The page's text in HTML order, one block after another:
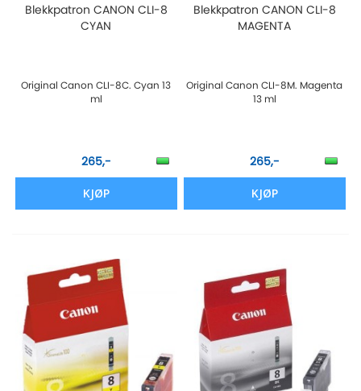
Blekkpatron CANON CLI-8
CYAN
Original Canon CLI-8C. Cyan 13
ml
265,-
KJØP
Blekkpatron CANON CLI-8
MAGENTA
Original Canon CLI-8M. Magenta
13 ml
265,-
KJØP